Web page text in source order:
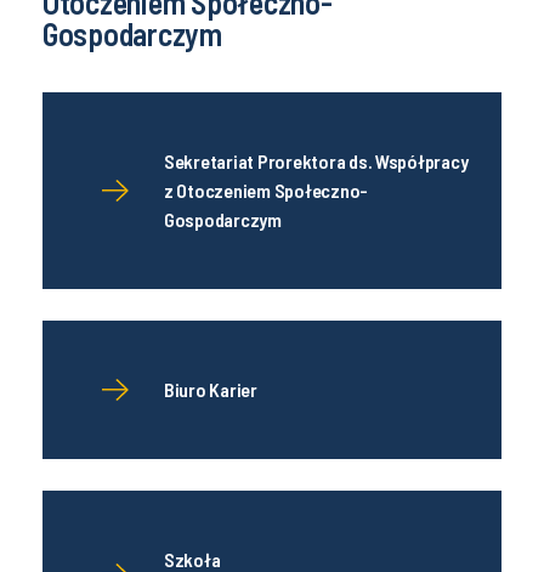
Gospodarczym
Sekretariat Prorektora ds. Współpracy
z Otoczeniem Społeczno-
Gospodarczym
Biuro Karier
Szkoła